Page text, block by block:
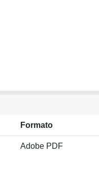
Formato
Adobe PDF